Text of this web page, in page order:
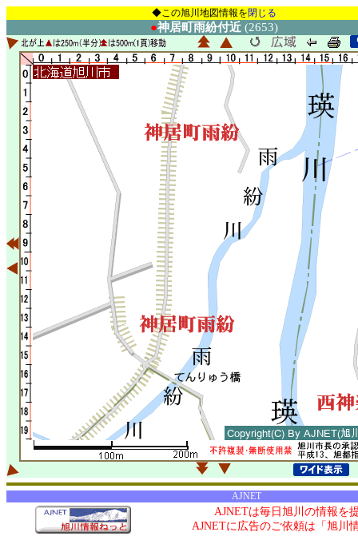
◆この旭川地図情報を閉じる
●神居町雨紛付近 (2653)
AJNET
AJNETは毎日旭川の情報を
AJNETに広告のご依頼は「旭川